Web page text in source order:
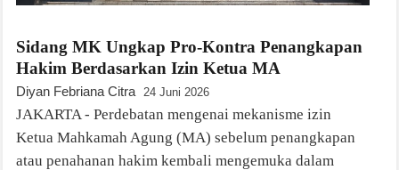
Sidang MK Ungkap Pro-Kontra Penangkapan
Hakim Berdasarkan Izin Ketua MA
Diyan Febriana Citra 24 Juni 2026
JAKARTA - Perdebatan mengenai mekanisme izin
Ketua Mahkamah Agung (MA) sebelum penangkapan
atau penahanan hakim kembali mengemuka dalam